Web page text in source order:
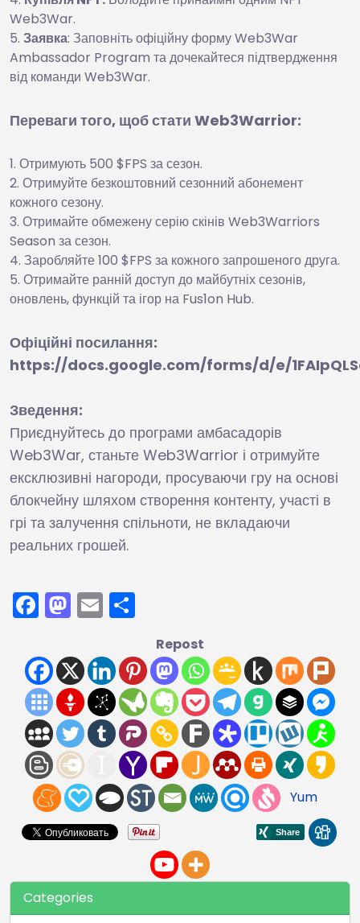
Web3War.
Заявка: Заповніть офіційну форму Web3War
Ambassador Program та дочекайтеся підтвердження
від команди Web3War.
Переваги того, щоб стати Web3Warrior:
Отримують 500 $FPS за сезон.
Отримуйте безкоштовний сезонний абонемент
кожного сезону.
Отримайте обмежену серію скінів Web3Warriors
Season за сезон.
Заробляйте 100 $FPS за кожного запрошеного друга.
Отримайте ранній доступ до майбутніх сезонів,
оновлень, функцій та ігор на Fus1on Hub.
Офіційні посилання:
https://docs.google.com/forms/d/e/
Зведення:
Приєднуйтесь до програми амбасадорів
Web3War, станьте Web3Warrior і отримуйте
ексклюзивні нагороди, просуваючи гру на основі
блокчейну шляхом створення контенту, участі в
грі та залучення спільноти, не вкладаючи
реальних грошей.
Facebook
Mastodon
Email
Repost
Yum
Categories